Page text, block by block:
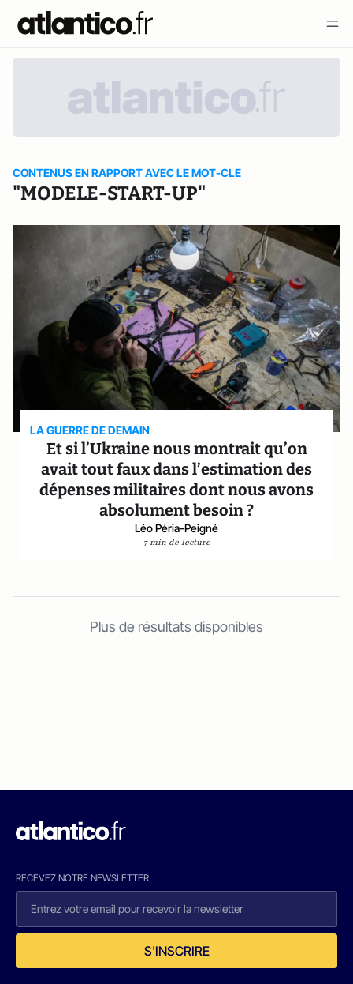
CONTENUS EN RAPPORT AVEC LE MOT-CLE
"MODELE-START-UP"
LA GUERRE DE DEMAIN
Et si l’Ukraine nous montrait qu’on
avait tout faux dans l’estimation des
dépenses militaires dont nous avons
absolument besoin ?
Léo Péria-Peigné
7 min de lecture
Plus de résultats disponibles
RECEVEZ NOTRE NEWSLETTER
S'INSCRIRE